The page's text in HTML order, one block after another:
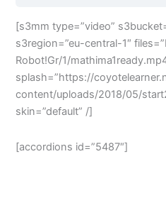
[s3mm type=”video”
s3region=”eu-central-1″
Robot!Gr/1/
splash=”https://
content/uploads/2018/05/
skin=”default” /]
[accordions id=”5487″]